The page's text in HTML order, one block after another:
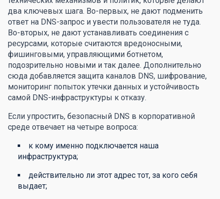
два ключевых шага. Во-первых, не дают подменить
ответ на DNS-запрос и увести пользователя не туда.
Во-вторых, не дают устанавливать соединения с
ресурсами, которые считаются вредоносными,
фишинговыми, управляющими ботнетом,
подозрительно новыми и так далее. Дополнительно
сюда добавляется защита каналов DNS, шифрование,
мониторинг попыток утечки данных и устойчивость
самой DNS-инфраструктуры к отказу.
Если упростить, безопасный DNS в корпоративной
среде отвечает на четыре вопроса:
к кому именно подключается наша
инфраструктура;
действительно ли этот адрес тот, за кого себя
выдает;